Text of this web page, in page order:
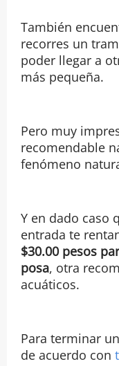
También
recorres un
poder llegar a
más pequeña.
Pero muy
recomendable
fenómeno
Y en dado caso
entrada te
$30.00 pesos
posa, otra
acuáticos.
Para terminar
de acuerdo con